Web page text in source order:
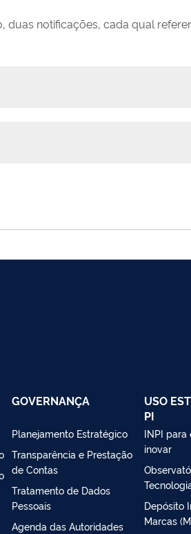
notificações, cada qual
GOVERNANÇA
Planejamento Estratégico
Transparência e Prestação
de Contas
Tratamento de Dados
Pessoais
Agenda das Autoridades
USO
PI
INPI para
inovar
Depósito
Marcas